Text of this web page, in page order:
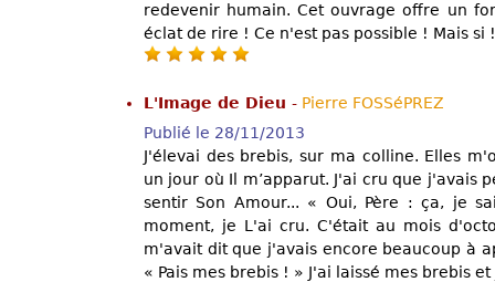
redevenir humain. Cet ouvrage offre un
éclat de rire ! Ce n'est pas possible ! Mais si !
L'Image de Dieu - Pierre FOSSéPREZ
Publié le 28/11/2013
J'élevai des brebis, sur ma colline. Elles
un jour où Il m’apparut. J'ai cru que j'avais
sentir Son Amour... « Oui, Père : ça, je
moment, je L'ai cru. C'était au mois
m'avait dit que j'avais encore beaucoup à
« Pais mes brebis ! » J'ai laissé mes brebis